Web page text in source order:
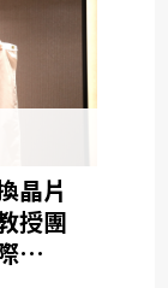
晶片
授團
態